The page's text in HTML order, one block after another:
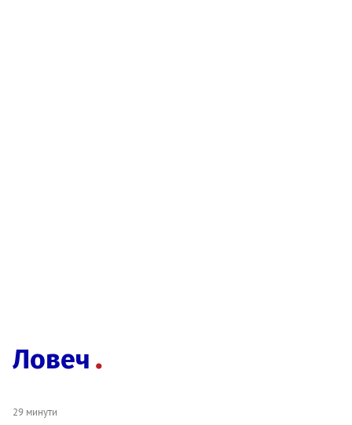
Ловеч
29 минути